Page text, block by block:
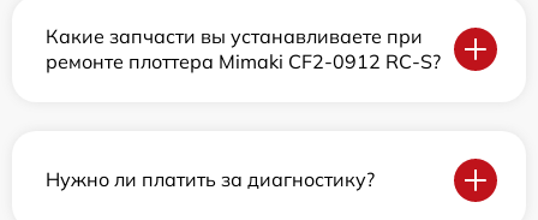
Какие запчасти вы устанавливаете при
ремонте плоттера Mimaki CF2-0912 RC-S?
Нужно ли платить за диагностику?